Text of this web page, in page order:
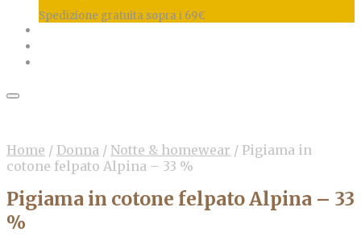
Spedizione gratuita sopra i 69€
Home / Donna / Notte & homewear / Pigiama in
cotone felpato Alpina – 33 %
Pigiama in cotone felpato Alpina – 33
%